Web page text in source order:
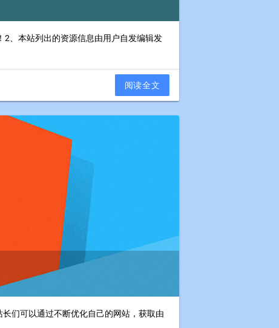
2、本站列出的资源信息由用户自发编辑发
阅读全文
们可以通过不断优化自己的网站，获取由